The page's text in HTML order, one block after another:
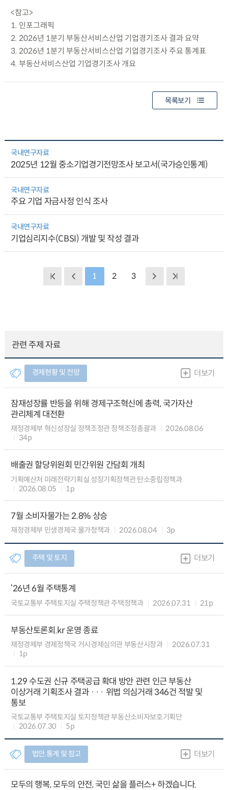
<참고>
1. 인포그래픽
2. 2026년 1분기 부동산서비스산업 기업경기조사 결과 요약
3. 2026년 1분기 부동산서비스산업 기업경기조사 주요 통계표
4. 부동산서비스산업 기업경기조사 개요
목록보기
국내연구자료
2025년 12월 중소기업경기전망조사 보고서(국가승인통계)
국내연구자료
주요 기업 자금사정 인식 조사
국내연구자료
기업심리지수(CBSI) 개발 및 작성 결과
1 2 3
관련 주제 자료
경제현황 및 전망 더보기
잠재성장률 반등을 위해 경제구조혁신에 총력, 국가자산
관리체계 대전환
재정경제부 혁신성장실 정책조정관 정책조정총괄과
2026.08.06
34p
배출권 할당위원회 민간위원 간담회 개최
기획예산처 미래전략기획실 성장기획정책관 탄소중립정책과
2026.08.05
1p
7월 소비자물가는 2.8% 상승
재정경제부 민생경제국 물가정책과 2026.08.04 3p
주택 및 토지 더보기
‘26년 6월 주택통계
국토교통부 주택토지실 주택정책관 주택정책과 2026.07.31 21p
부동산토론회.kr 운영 종료
재정경제부 경제정책국 거시경제심의관 부동산시장과
2026.07.31
1p
1.29 수도권 신규 주택공급 확대 방안 관련 인근 부동산
이상거래 기획조사 결과 ··· 위법 의심거래 346건 적발 및
통보
국토교통부 주택토지실 토지정책관 부동산소비자보호기획단
2026.07.30
5p
법안.통계 및 참고 더보기
모두의 행복, 모두의 안전, 국민 삶을 플러스+ 하겠습니다.